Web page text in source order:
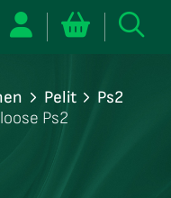
Pelit
Ps2
Ps2